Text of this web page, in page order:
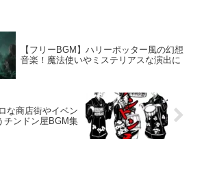
【フリーBGM】ハリーポッター風の幻想
音楽！魔法使いやミステリアスな演出に
な商店街やイベン
チンドン屋BGM集